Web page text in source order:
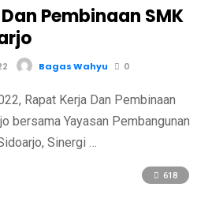
Pembinaan SMK
Bagas Wahyu 0
Kerja Dan Pembinaan
bersama Yayasan Pembangunan
Sinergi …
618